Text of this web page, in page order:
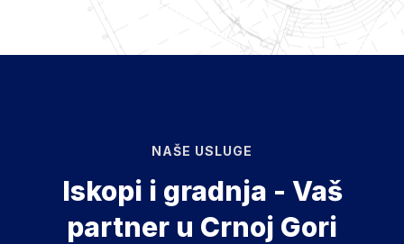
NAŠE USLUGE
Iskopi i gradnja - Vaš
partner u Crnoj Gori